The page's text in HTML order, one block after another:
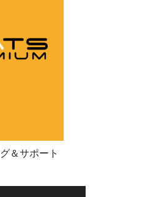
＆サポート